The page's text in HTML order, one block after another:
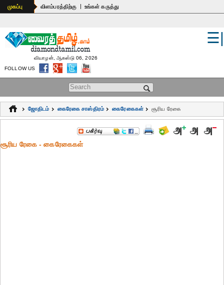
உலகம்
பொதுஅறிவு
கல்வி
ஆன்மிகம்
முகப்பு விளம்பரத்திற்கு | உங்கள் கருத்து
Search form
☰|
வியாழன், ஆகஸ்டு 06, 2026
FOLLOW US
ஜோதிடம் கைரேகை சாஸ்திரம் கைரேகைகள் சூரிய ரேகை
சூரிய ரேகை - கைரேகைகள்